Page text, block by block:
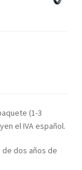
(1-3
el IVA español.
dos años de